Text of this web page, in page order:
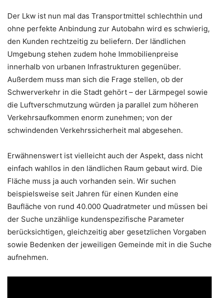
Der Lkw ist nun mal das Transportmittel schlechthin und
ohne perfekte Anbindung zur Autobahn wird es schwierig,
den Kunden rechtzeitig zu beliefern. Der ländlichen
Umgebung stehen zudem hohe Immobilienpreise
innerhalb von urbanen Infrastrukturen gegenüber.
Außerdem muss man sich die Frage stellen, ob der
Schwerverkehr in die Stadt gehört – der Lärmpegel sowie
die Luftverschmutzung würden ja parallel zum höheren
Verkehrsaufkommen enorm zunehmen; von der
schwindenden Verkehrssicherheit mal abgesehen.
Erwähnenswert ist vielleicht auch der Aspekt, dass nicht
einfach wahllos in den ländlichen Raum gebaut wird. Die
Fläche muss ja auch vorhanden sein. Wir suchen
beispielsweise seit Jahren für einen Kunden eine
Baufläche von rund 40.000 Quadratmeter und müssen bei
der Suche unzählige kundenspezifische Parameter
berücksichtigen, gleichzeitig aber gesetzlichen Vorgaben
sowie Bedenken der jeweiligen Gemeinde mit in die Suche
aufnehmen.